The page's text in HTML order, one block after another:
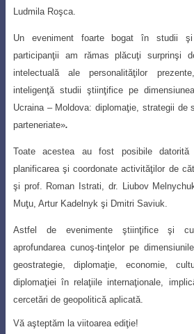
Ludmila Roşca.
Un eveniment foarte bogat în studii şi
participanţii am rămas plăcuţi surprinşi
intelectuală ale personalităţilor prezente
inteligenţă studii ştiinţifice pe
Ucraina – Moldova: diplomaţie, strategii de
parteneriate».
Toate acestea au fost posibile datorită
planificarea şi coordonate activităţilor de
şi prof. Roman Istrati, dr. Liubov
Muţu, Artur Kadelnyk şi Dmitri Saviuk.
Astfel de evenimente ştiinţifice şi
aprofundarea cunoş-tinţelor pe
geostrategie, diplomaţie, economie,
diplomaţiei în relaţiile internaţionale,
cercetări de geopolitică aplicată.
Vă aşteptăm la viitoarea ediţie!